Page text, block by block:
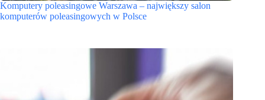
Komputery poleasingowe Warszawa – największy salon
komputerów poleasingowych w Polsce